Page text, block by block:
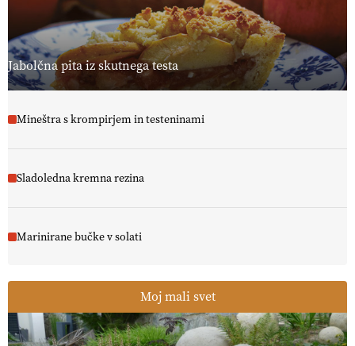
Jabolčna pita iz skutnega testa
Mineštra s krompirjem in testeninami
Sladoledna kremna rezina
Marinirane bučke v solati
Moj mali svet